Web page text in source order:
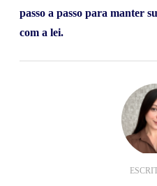
passo a passo para manter
com a lei.